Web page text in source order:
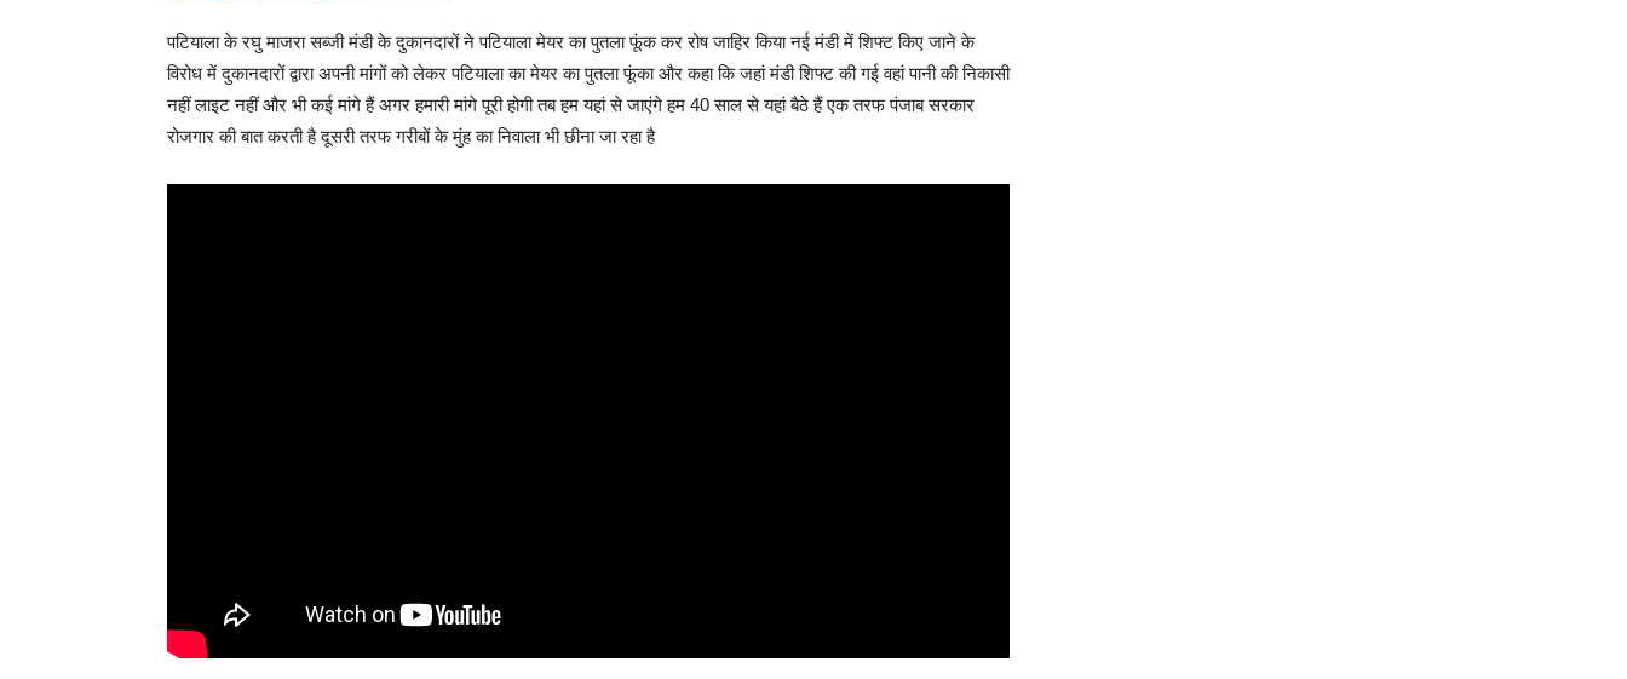
पटियाला के रघु माजरा सब्जी मंडी के दुकानदारों ने पटियाला मेयर का पुतला फूंक कर रोष जाहिर किया नई मंडी में शिफ्ट किए जाने के
विरोध में दुकानदारों द्वारा अपनी मांगों को लेकर पटियाला का मेयर का पुतला फूंका और कहा कि जहां मंडी शिफ्ट की गई वहां पानी की निकासी
नहीं लाइट नहीं और भी कई मांगे हैं अगर हमारी मांगे पूरी होगी तब हम यहां से जाएंगे हम 40 साल से यहां बैठे हैं एक तरफ पंजाब सरकार
रोजगार की बात करती है दूसरी तरफ गरीबों के मुंह का निवाला भी छीना जा रहा है